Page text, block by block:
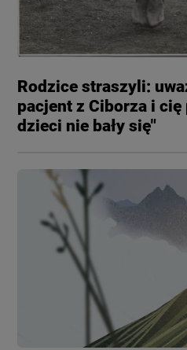
Rodzice straszyli:
pacjent z Ciborza i cię
dzieci nie bały się"